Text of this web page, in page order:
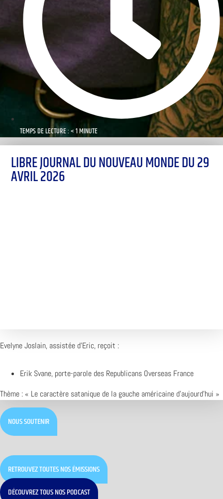
TEMPS DE LECTURE : < 1 MINUTE
LIBRE JOURNAL DU NOUVEAU MONDE DU 29
AVRIL 2026
Evelyne Joslain, assistée d’Eric, reçoit :
Erik Svane, porte-parole des Republicans Overseas France
Thème : « Le caractère satanique de la gauche américaine d’aujourd’hui »
NOUS SOUTENIR
RETROUVEZ TOUTES NOS ÉMISSIONS
DÉCOUVREZ TOUS NOS PODCAST